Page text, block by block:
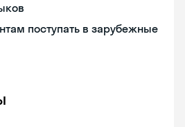
поступать в зарубежные